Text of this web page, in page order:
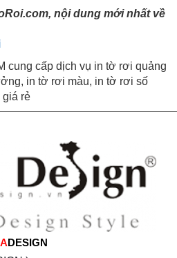
nội dung mới nhất về
cung cấp dịch vụ in tờ rơi quảng
in tờ rơi màu, in tờ rơi số
giá rẻ
DESIGN